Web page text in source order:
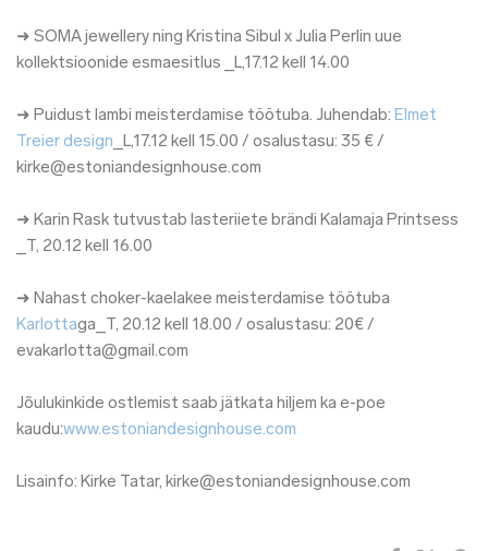
➜ SOMA jewellery ning Kristina Sibul x Julia Perlin uue
kollektsioonide esmaesitlus _L,17.12 kell 14.00
➜ Puidust lambi meisterdamise töötuba. Juhendab: Elmet
Treier design _L,17.12 kell 15.00 / osalustasu: 35 € /
kirke@estoniandesignhouse.com
➜ Karin Rask tutvustab lasteriiete brändi Kalamaja Printsess
_T, 20.12 kell 16.00
➜ Nahast choker-kaelakee meisterdamise töötuba
Karlottaga_T, 20.12 kell 18.00 / osalustasu: 20€ /
evakarlotta@gmail.com
Jõulukinkide ostlemist saab jätkata hiljem ka e-poe
kaudu:www.estoniandesignhouse.com
Lisainfo: Kirke Tatar, kirke@estoniandesignhouse.com